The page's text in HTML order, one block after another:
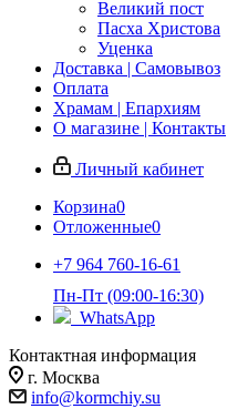
Великий пост
Пасха Христова
Уценка
Доставка | Самовывоз
Оплата
Храмам | Епархиям
О магазине | Контакты
Личный кабинет
Корзина0
Отложенные0
+7 964 760-16-61
Пн-Пт (09:00-16:30)
WhatsApp
Контактная информация
г. Москва
info@kormchiy.su